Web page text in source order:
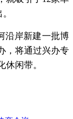
沿岸新建一批博
，将通过兴办专
闲带。